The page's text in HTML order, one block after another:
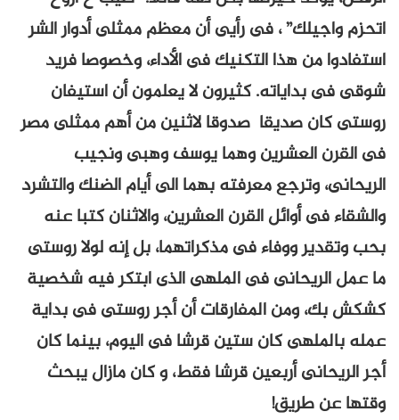
اتحزم واجيلك” ، فى رأيى أن معظم ممثلى أدوار الشر
استفادوا من هذا التكنيك فى الأداء، وخصوصا فريد
شوقى فى بداياته. كثيرون لا يعلمون أن استيفان
روستى كان صديقا صدوقا لاثنين من أهم ممثلى مصر
فى القرن العشرين وهما يوسف وهبى ونجيب
الريحانى، وترجع معرفته بهما الى أيام الضنك والتشرد
والشقاء فى أوائل القرن العشرين، والاثنان كتبا عنه
بحب وتقدير ووفاء فى مذكراتهما، بل إنه لولا روستى
ما عمل الريحانى فى الملهى الذى ابتكر فيه شخصية
كشكش بك، ومن المفارقات أن أجر روستى فى بداية
عمله بالملهى كان ستين قرشا فى اليوم، بينما كان
أجر الريحانى أربعين قرشا فقط، و كان مازال يبحث
وقتها عن طريق!